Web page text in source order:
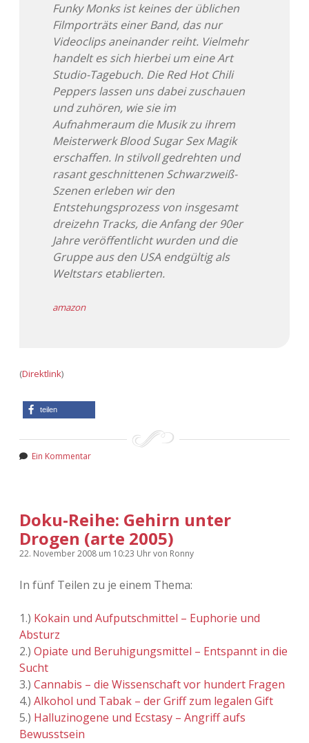
Funky Monks ist keines der üblichen
Filmporträts einer Band, das nur
Videoclips aneinander reiht. Vielmehr
handelt es sich hierbei um eine Art
Studio-Tagebuch. Die Red Hot Chili
Peppers lassen uns dabei zuschauen
und zuhören, wie sie im
Aufnahmeraum die Musik zu ihrem
Meisterwerk Blood Sugar Sex Magik
erschaffen. In stilvoll gedrehten und
rasant geschnittenen Schwarzweiß-
Szenen erleben wir den
Entstehungsprozess von insgesamt
dreizehn Tracks, die Anfang der 90er
Jahre veröffentlicht wurden und die
Gruppe aus den USA endgültig als
Weltstars etablierten.
amazon
(Direktlink)
teilen
Ein Kommentar
Doku-Reihe: Gehirn unter
Drogen (arte 2005)
22. November 2008 um 10:23 Uhrvon Ronny
In fünf Teilen zu je einem Thema:
1.) Kokain und Aufputschmittel – Euphorie und
Absturz
2.) Opiate und Beruhigungsmittel – Entspannt in die
Sucht
3.) Cannabis – die Wissenschaft vor hundert Fragen
4.) Alkohol und Tabak – der Griff zum legalen Gift
5.) Halluzinogene und Ecstasy – Angriff aufs
Bewusstsein